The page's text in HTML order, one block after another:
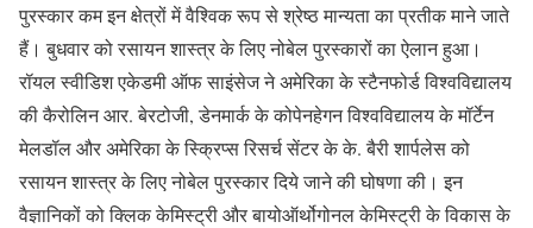
पुरस्कार कम इन क्षेत्रों में वैश्विक रूप से श्रेष्ठ मान्यता का प्रतीक माने जाते
हैं। बुधवार को रसायन शास्त्र के लिए नोबेल पुरस्कारों का ऐलान हुआ।
रॉयल स्वीडिश एकेडमी ऑफ साइंसेज ने अमेरिका के स्टैनफोर्ड विश्वविद्यालय
की कैरोलिन आर. बेरटोजी, डेनमार्क के कोपेनहेगन विश्वविद्यालय के मॉर्टेन
मेलडॉल और अमेरिका के स्क्रिप्स रिसर्च सेंटर के के. बैरी शार्पलेस को
रसायन शास्त्र के लिए नोबेल पुरस्कार दिये जाने की घोषणा की। इन
वैज्ञानिकों को क्लिक केमिस्ट्री और बायोऑर्थोगोनल केमिस्ट्री के विकास के